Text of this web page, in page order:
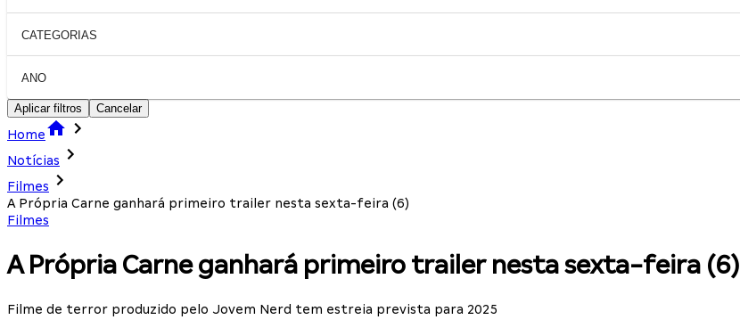
CATEGORIAS
ANO
Aplicar filtros Cancelar
Home
Notícias
Filmes
A Própria Carne ganhará primeiro trailer nesta sexta-feira (6)
Filmes
A Própria Carne ganhará primeiro trailer nesta sexta-feira (6)
Filme de terror produzido pelo Jovem Nerd tem estreia prevista para 2025